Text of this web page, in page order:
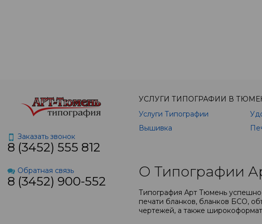
Заказать звонок
8 (3452) 555 812
Обратная связь
8 (3452) 900-552
УСЛУГИ ТИПОГРАФИИ В
Услуги Типографии
Вышивка
О Типографии
Типография Арт Тюмень успешно
печати бланков, бланков БСО,
чертежей, а также